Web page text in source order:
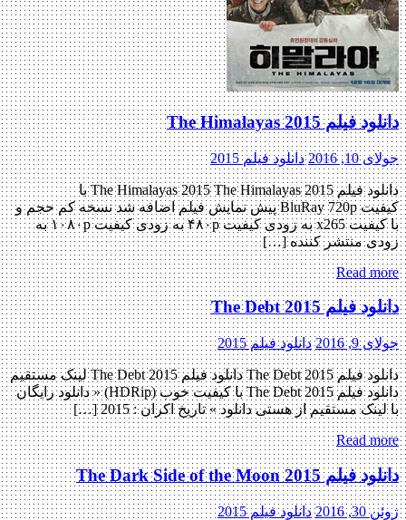
دانلود فیلم The Himalayas 2015
جولای 10, 2016 دانلود فیلم 2015
دانلود فیلم The Himalayas 2015 The Himalayas 2015 با
کیفیت BluRay 720p پیش نمایش فیلم اضافه شد نسخه کم حجم و
با کیفیت x265 به زودی کیفیت ۴۸۰p به زودی کیفیت ۱۰۸۰p به
زودی منتشر کننده […]
Read more
دانلود فیلم The Debt 2015
جولای 9, 2016 دانلود فیلم 2015
دانلود فیلم The Debt 2015 دانلود فیلم The Debt 2015 لینک مستقیم
دانلود فیلم The Debt 2015 با کیفیت خوب (HDRip) « دانلود رایگان
با لینک مستقیم از هستی دانلود » تاریخ اکران : 2015 […]
Read more
دانلود فیلم The Dark Side of the Moon 2015
ژوئن 30, 2016 دانلود فیلم 2015